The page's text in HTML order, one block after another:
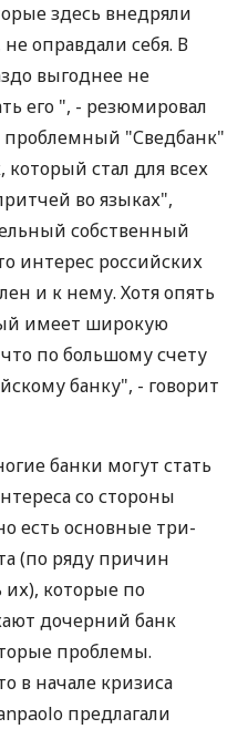
здесь внедряли
оправдали себя. В
выгоднее не
его ", - резюмировал
проблемный "Сведбанк"
который стал для всех
во языках",
собственный
интерес российских
и к нему. Хотя опять
имеет широкую
по большому счету
банку", - говорит
банки могут стать
со стороны
есть основные три-
(по ряду причин
их), которые по
дочерний банк
проблемы.
в начале кризиса
предлагали